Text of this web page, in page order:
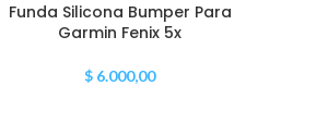
Funda Silicona Bumper Para
Garmin Fenix 5x
$ 6.000,00